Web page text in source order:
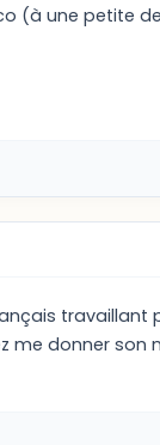
(à une petite
travaillant
me donner son